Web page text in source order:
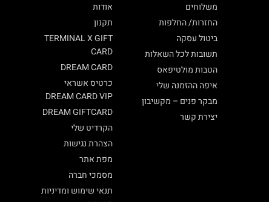
אודות
תקנון
TERMINAL X GIFT
CARD
DREAM CARD
כרטיס אשראי
DREAM CARD VIP
DREAM GIFTCARD
הקרדיט שלי
הצהרת נגישות
מפת אתר
מסמכי חברה
תנאי שימוש ומדיניות
משלוחים
החזרות/ החלפות
ביטול עסקה
תשובות לכל השאלות
הטבות מולטיפאס
איפה ההזמנה שלי
מבקר פנים – מקשיבון
יצירת קשר